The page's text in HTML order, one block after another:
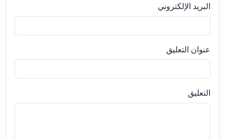
البريد الإلكتروني
عنوان التعليق
التعليق